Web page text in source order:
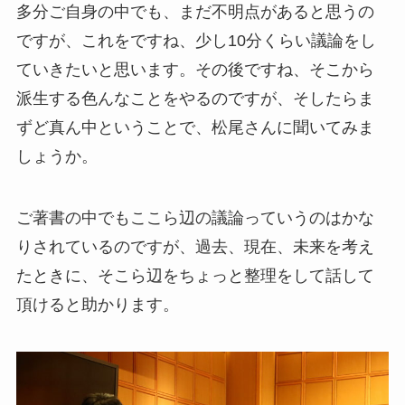
多分ご自身の中でも、まだ不明点があると思うの
ですが、これをですね、少し10分くらい議論をし
ていきたいと思います。その後ですね、そこから
派生する色んなことをやるのですが、そしたらま
ずど真ん中ということで、松尾さんに聞いてみま
しょうか。
ご著書の中でもここら辺の議論っていうのはかな
りされているのですが、過去、現在、未来を考え
たときに、そこら辺をちょっと整理をして話して
頂けると助かります。